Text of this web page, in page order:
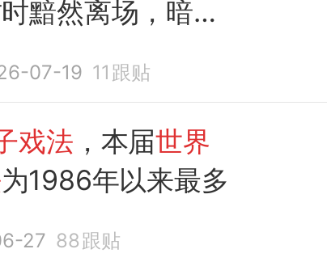
黯然离场，暗示
07-19 11 跟贴
戏法 ，本届世界
为1986年以来最多
27 88 跟贴